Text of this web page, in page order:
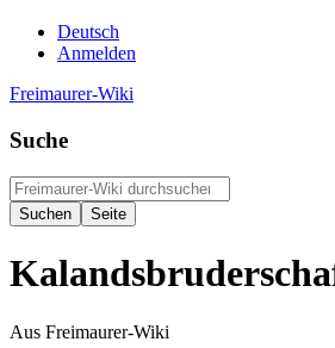
Deutsch
Anmelden
Freimaurer-Wiki
Suche
Aus Freimaurer-Wiki